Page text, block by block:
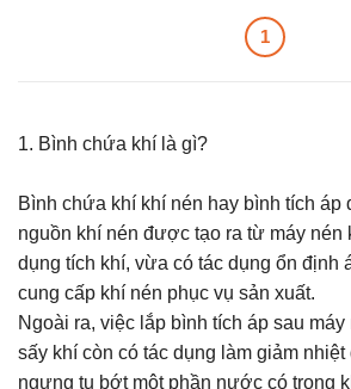
1
1. Bình chứa khí là gì?
Bình chứa khí khí nén hay bình tích áp
nguồn khí nén được tạo ra từ máy nén
dụng tích khí, vừa có tác dụng ổn định
cung cấp khí nén phục vụ sản xuất.
Ngoài ra, việc lắp bình tích áp sau
sấy khí còn có tác dụng làm giảm nhiệt
ngưng tụ bớt một phần nước có trong